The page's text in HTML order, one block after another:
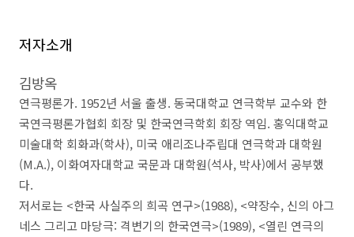
저자소개
김방옥
연극평론가. 1952년 서울 출생. 동국대학교 연극학부 교수와 한
국연극평론가협회 회장 및 한국연극학회 회장 역임. 홍익대학교
미술대학 회화과(학사), 미국 애리조나주립대 연극학과 대학원
(M.A.), 이화여자대학교 국문과 대학원(석사, 박사)에서 공부했
다.
저서로는 <한국 사실주의 희곡 연구>(1988), <약장수, 신의 아그
네스 그리고 마당극: 격변기의 한국연극>(1989), <열린 연극의